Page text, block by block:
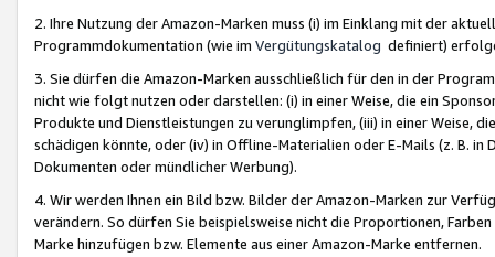
2. Ihre Nutzung der Amazon-Marken muss (i) im Einklang mit der
Programmdokumentation (wie im Vergütungskatalog definiert)
3. Sie dürfen die Amazon-Marken ausschließlich für den in der
nicht wie folgt nutzen oder darstellen: (i) in einer Weise, die ein
Produkte und Dienstleistungen zu verunglimpfen, (iii) in einer Weise,
schädigen könnte, oder (iv) in Offline-Materialien oder E-Mails (z. B. in
Dokumenten oder mündlicher Werbung).
4. Wir werden Ihnen ein Bild bzw. Bilder der Amazon-Marken zur
verändern. So dürfen Sie beispielsweise nicht die Proportionen,
Marke hinzufügen bzw. Elemente aus einer Amazon-Marke entfernen.